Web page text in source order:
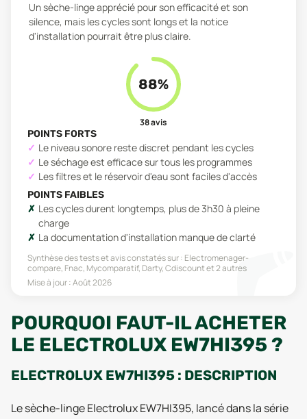
Un sèche-linge apprécié pour son efficacité et son
silence, mais les cycles sont longs et la notice
d'installation pourrait être plus claire.
88%
38avis
POINTS FORTS
Le niveau sonore reste discret pendant les cycles
Le séchage est efficace sur tous les programmes
Les filtres et le réservoir d'eau sont faciles d'accès
POINTS FAIBLES
Les cycles durent longtemps, plus de 3h30 à pleine
charge
La documentation d'installation manque de clarté
Synthèse des tests et avis constatés sur : Electromenager-
compare, Fnac, Mycomparatif, Darty, Cdiscountet 2 autres
Mise à jour :Août 2026
POURQUOI FAUT-IL ACHETER
LE ELECTROLUX EW7HI395 ?
ELECTROLUX EW7HI395 : DESCRIPTION
Le sèche-linge Electrolux EW7HI395, lancé dans la série